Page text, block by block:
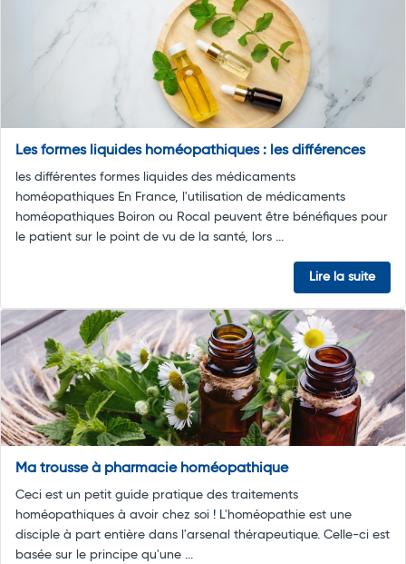
Les formes liquides homéopathiques : les différences
les différentes formes liquides des médicaments
homéopathiques En France, l'utilisation de médicaments
homéopathiques Boiron ou Rocal peuvent être bénéfiques pour
le patient sur le point de vu de la santé, lors ...
Lire la suite
Ma trousse à pharmacie homéopathique
Ceci est un petit guide pratique des traitements
homéopathiques à avoir chez soi ! L'homéopathie est une
disciple à part entière dans l'arsenal thérapeutique. Celle-ci est
basée sur le principe qu'une ...